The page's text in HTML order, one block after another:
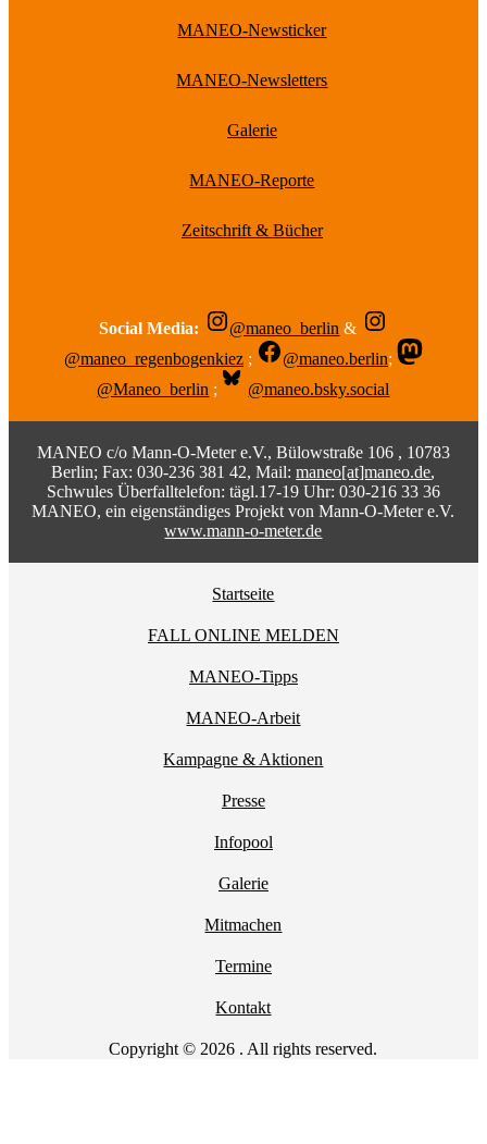
MANEO-Newsticker
MANEO-Newsletters
Galerie
MANEO-Reporte
Zeitschrift & Bücher
Social Media: @maneo_berlin &
@maneo_regenbogenkiez ; @maneo.berlin;
@Maneo_berlin ; @maneo.bsky.social
MANEO c/o Mann-O-Meter e.V., Bülowstraße 106 , 10783
Berlin; Fax: 030-236 381 42, Mail:maneo[at]maneo.de,
Schwules Überfalltelefon: tägl.17-19 Uhr: 030-216 33 36
MANEO, ein eigenständiges Projekt von Mann-O-Meter e.V.
www.mann-o-meter.de
Startseite
FALL ONLINE MELDEN
MANEO-Tipps
MANEO-Arbeit
Kampagne & Aktionen
Presse
Infopool
Galerie
Mitmachen
Termine
Kontakt
Copyright © 2026 . All rights reserved.